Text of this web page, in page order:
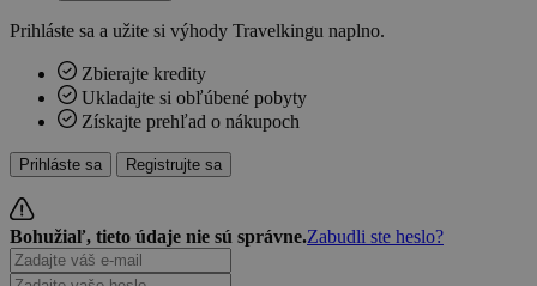
Prihláste sa a užite si výhody Travelkingu naplno.
Zbierajte kredity
Ukladajte si obľúbené pobyty
Získajte prehľad o nákupoch
Prihláste sa Registrujte sa
Bohužiaľ, tieto údaje nie sú správne.Zabudli ste heslo?